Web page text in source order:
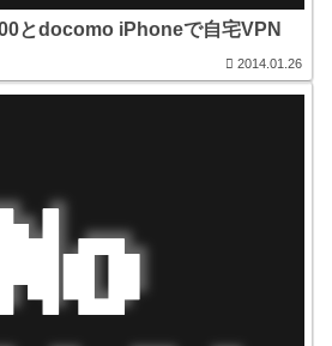
とdocomo iPhoneで自宅VPN
2014.01.26